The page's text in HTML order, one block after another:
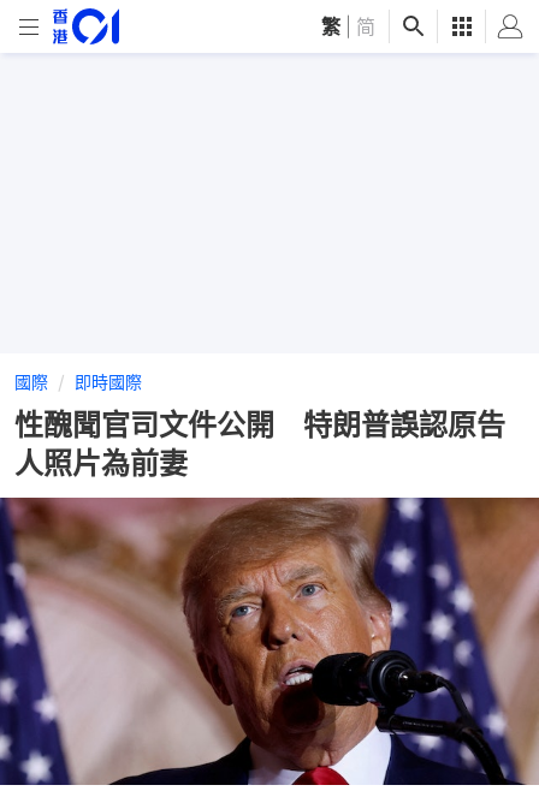
繁 简
國際 即時國際
性醜聞官司文件公開 特朗普誤認原告
人照片為前妻